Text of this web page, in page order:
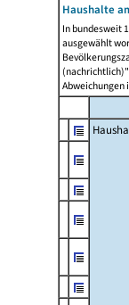
Haushalte
In bundesweit
ausgewählt
Abweichungen